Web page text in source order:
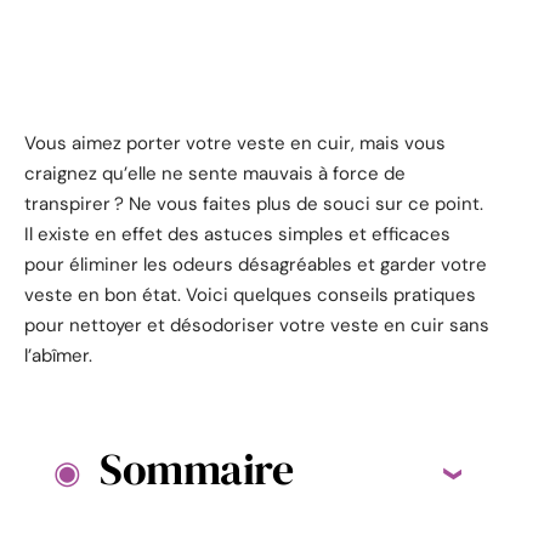
Vous aimez porter votre veste en cuir, mais vous
craignez qu’elle ne sente mauvais à force de
transpirer ? Ne vous faites plus de souci sur ce point.
Il existe en effet des astuces simples et efficaces
pour éliminer les odeurs désagréables et garder votre
veste en bon état. Voici quelques conseils pratiques
pour nettoyer et désodoriser votre veste en cuir sans
l’abîmer.
Sommaire